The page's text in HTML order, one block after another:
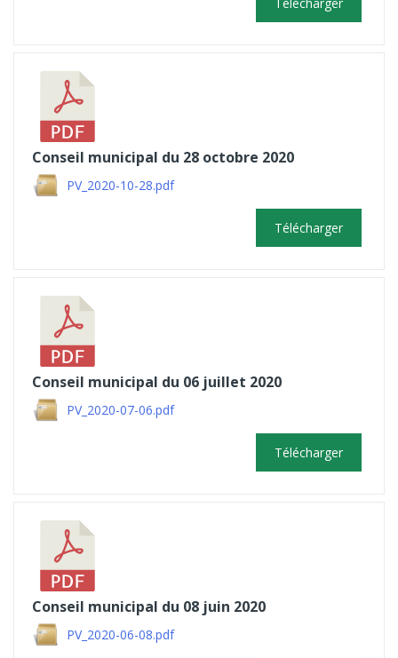
Conseil municipal du 28 octobre 2020
PV_2020-10-28.pdf
Télécharger
Conseil municipal du 06 juillet 2020
PV_2020-07-06.pdf
Télécharger
Conseil municipal du 08 juin 2020
PV_2020-06-08.pdf